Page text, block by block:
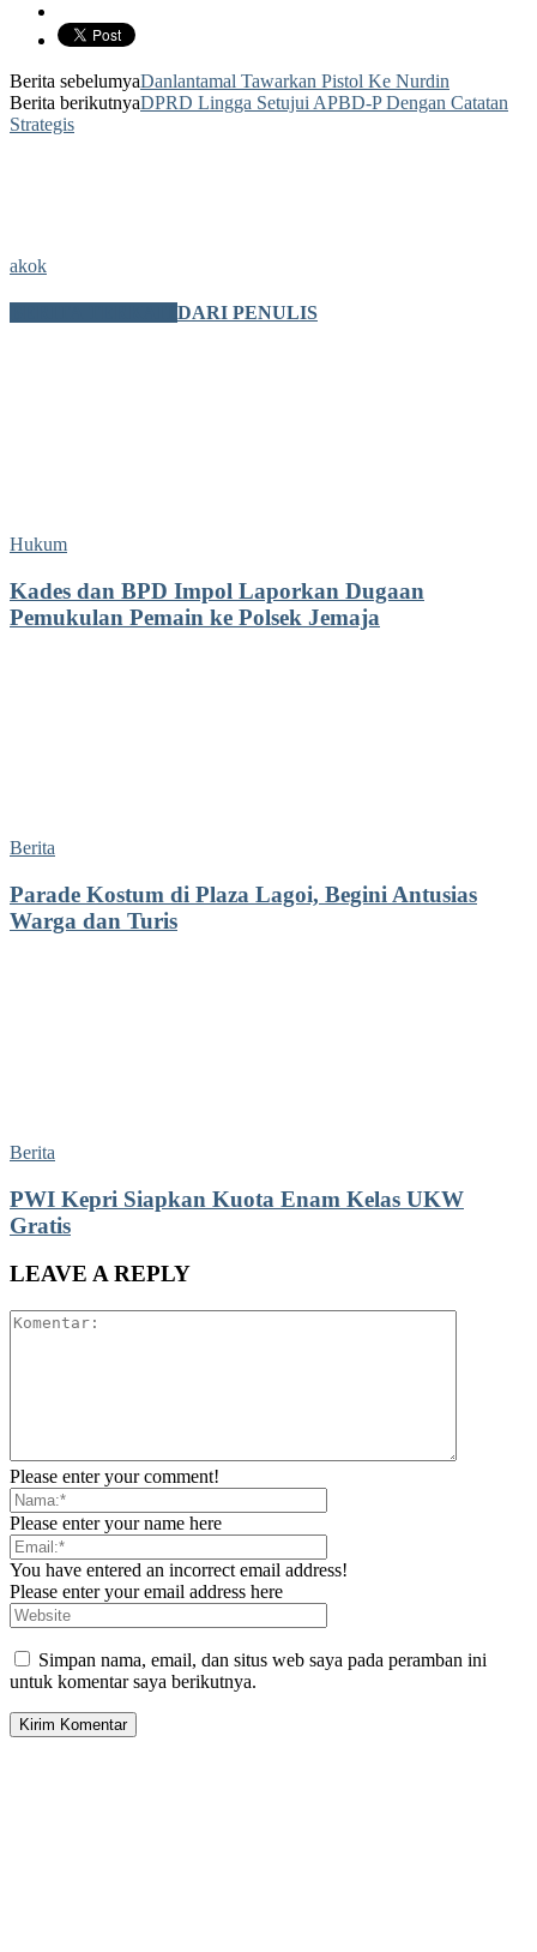
Berita sebelumyaDanlantamal Tawarkan Pistol Ke Nurdin
Berita berikutnyaDPRD Lingga Setujui APBD-P Dengan Catatan
Strategis
akok
DARI PENULIS
Hukum
Kades dan BPD Impol Laporkan Dugaan
Pemukulan Pemain ke Polsek Jemaja
Berita
Parade Kostum di Plaza Lagoi, Begini Antusias
Warga dan Turis
Berita
PWI Kepri Siapkan Kuota Enam Kelas UKW
Gratis
LEAVE A REPLY
Please enter your comment!
Please enter your name here
You have entered an incorrect email address!
Please enter your email address here
Simpan nama, email, dan situs web saya pada peramban ini
untuk komentar saya berikutnya.